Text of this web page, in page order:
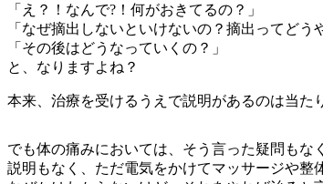
「え？！なんで?！何がおきてるの？」
「なぜ摘出しないといけないの？摘出ってどう
「その後はどうなっていくの？」
と、なりますよね？
本来、治療を受けるうえで説明があるのは当た
でも体の痛みにおいては、そう言った疑問もな
説明もなく、ただ電気をかけてマッサージや整